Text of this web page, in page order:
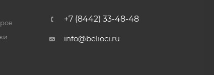
+7 (8442) 33-48-48
info@belioci.ru